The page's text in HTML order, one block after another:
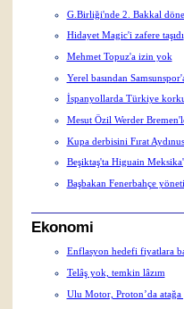
G.Birliği'nde 2. Bakkal
Hidayet Magic'i zafere taşıdı
Mehmet Topuz'a izin yok
Yerel basından
İspanyollarda Türkiye
Mesut Özil Werder
Kupa derbisini Fırat
Beşiktaş'ta Higuain
Başbakan Fenerbahçe
Ekonomi
Enflasyon hedefi fiyatlara
Telâş yok, temkin lâzım
Ulu Motor, Proton’da atağa